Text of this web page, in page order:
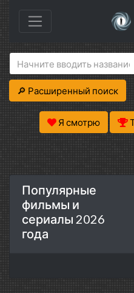
🔎 Расширенный поиск
Я смотрю
Популярные
фильмы и
сериалы 2026
года